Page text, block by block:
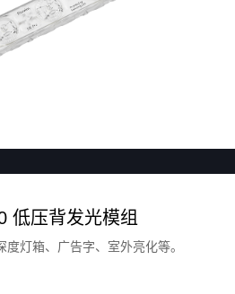
低压背发光模组
灯箱、广告字、室外亮化等。